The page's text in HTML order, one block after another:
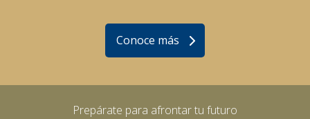
Conoce más
Prepárate para afrontar tu futuro